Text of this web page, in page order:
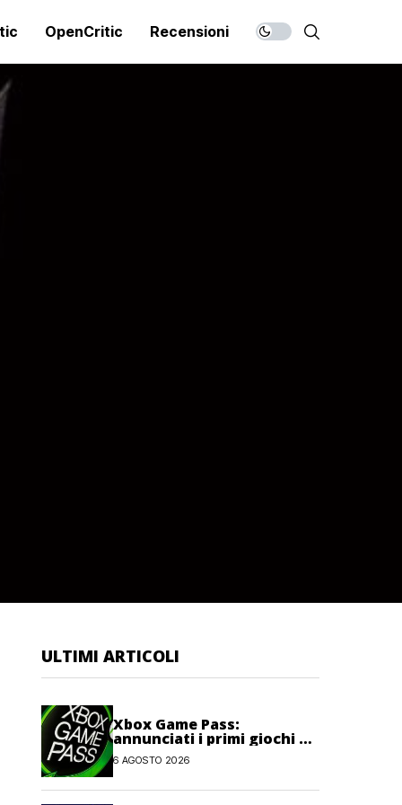
OpenCritic Recensioni
ULTIMI ARTICOLI
Xbox Game Pass:
annunciati i primi giochi di
agosto 2026
6 AGOSTO 2026